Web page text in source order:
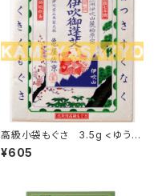
高級小袋もぐさ 3.5g <ゆうパ
ケット便利用可>
¥605